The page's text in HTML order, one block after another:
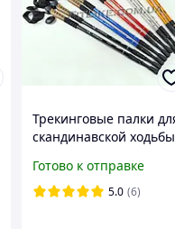
Трекинговые палки
скандинавской ходьбы
Energia с пробковой
рукояткой
Готово к отправке
5.0 (6)